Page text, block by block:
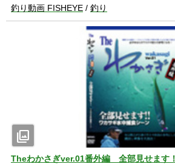
釣り動画 FISHEYE / 釣り
photo_library
Theわかさぎver.01番外編 全部見せます